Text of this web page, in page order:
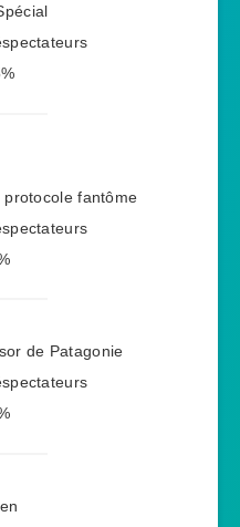
fantôme
de Patagonie